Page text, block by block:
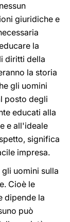
giuridiche e
la
diritti della
la storia
gli uomini
posto degli
educati alla
e all'ideale
significa
impresa.
uomini sulla
Cioè le
dipende la
può